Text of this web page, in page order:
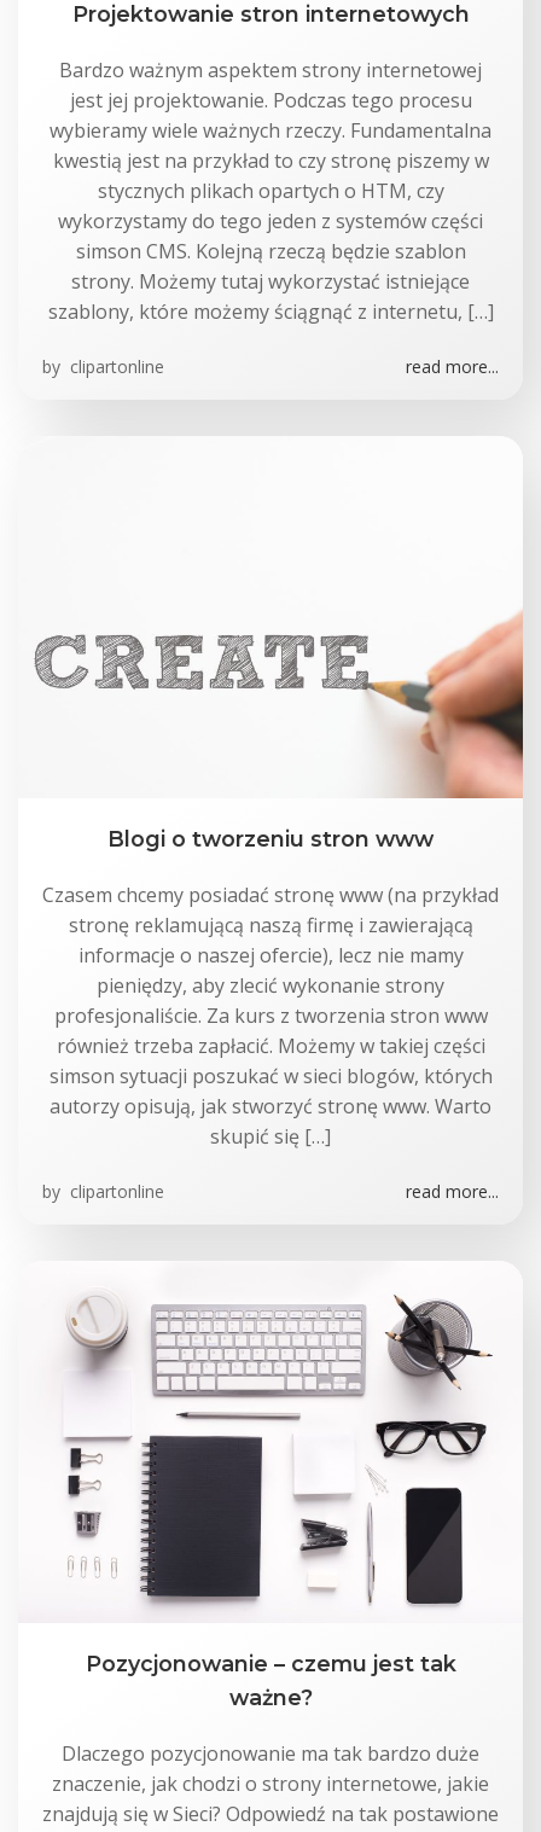
Projektowanie stron internetowych
Bardzo ważnym aspektem strony internetowej
jest jej projektowanie. Podczas tego procesu
wybieramy wiele ważnych rzeczy. Fundamentalna
kwestią jest na przykład to czy stronę piszemy w
stycznych plikach opartych o HTM, czy
wykorzystamy do tego jeden z systemów części
simson CMS. Kolejną rzeczą będzie szablon
strony. Możemy tutaj wykorzystać istniejące
szablony, które możemy ściągnąć z internetu, […]
by clipartonline read more...
Blogi o tworzeniu stron www
Czasem chcemy posiadać stronę www (na przykład
stronę reklamującą naszą firmę i zawierającą
informacje o naszej ofercie), lecz nie mamy
pieniędzy, aby zlecić wykonanie strony
profesjonaliście. Za kurs z tworzenia stron www
również trzeba zapłacić. Możemy w takiej części
simson sytuacji poszukać w sieci blogów, których
autorzy opisują, jak stworzyć stronę www. Warto
skupić się […]
by clipartonline read more...
Pozycjonowanie – czemu jest tak
ważne?
Dlaczego pozycjonowanie ma tak bardzo duże
znaczenie, jak chodzi o strony internetowe, jakie
znajdują się w Sieci? Odpowiedź na tak postawione